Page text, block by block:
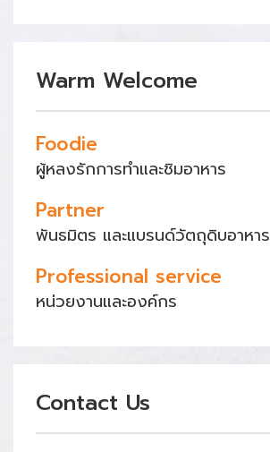
Warm Welcome
Foodie
ผู้หลงรักการทำและชิมอาหาร
Partner
พันธมิตร และแบรนด์วัตถุดิบอาหาร
Professional service
หน่วยงานและองค์กร
Contact Us